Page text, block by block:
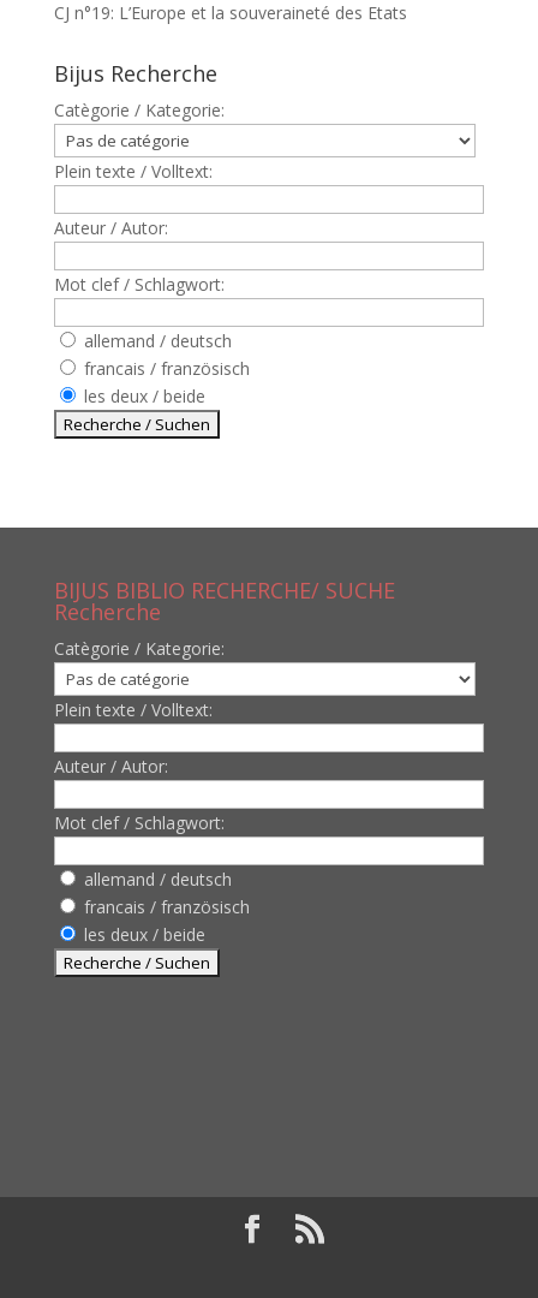
CJ n°19: L’Europe et la souveraineté des Etats
Bijus Recherche
Catègorie / Kategorie:
Plein texte / Volltext:
Auteur / Autor:
Mot clef / Schlagwort:
allemand / deutsch
francais / französisch
les deux / beide
BIJUS BIBLIO RECHERCHE/ SUCHE
Recherche
Catègorie / Kategorie:
Plein texte / Volltext:
Auteur / Autor:
Mot clef / Schlagwort:
allemand / deutsch
francais / französisch
les deux / beide